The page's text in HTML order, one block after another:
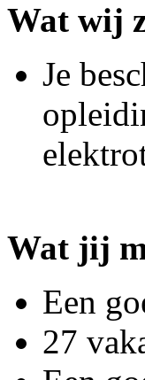
Wat wij
Je
Wat jij
Een
27